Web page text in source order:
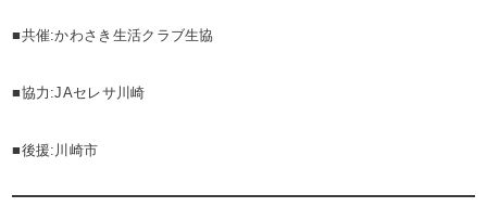
■共催:かわさき生活クラブ生協
■協力:JAセレサ川崎
■後援:川崎市